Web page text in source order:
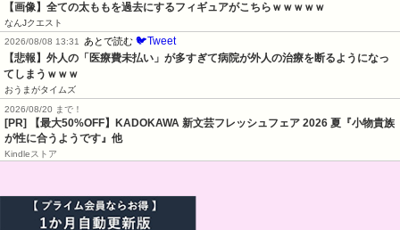
【画像】全ての太ももを過去にするフィギュアがこちらｗｗｗｗｗ
なんJクエスト
2026/08/08 13:31
あとで読む 🐦Tweet
【悲報】外人の「医療費未払い」が多すぎて病院が外人の治療を断るようになっ
てしまうｗｗｗ
おうまがタイムズ
2026/08/20 まで！
[PR] 【最大50%OFF】KADOKAWA 新文芸フレッシュフェア 2026 夏『小物貴族
が性に合うようです』他
Kindleストア